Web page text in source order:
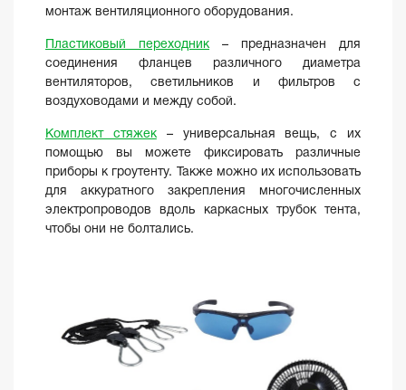
монтаж вентиляционного оборудования.
Пластиковый переходник– предназначен для
соединения фланцев различного диаметра
вентиляторов, светильников и фильтров с
воздуховодами и между собой.
Комплект стяжек– универсальная вещь, с их
помощью вы можете фиксировать различные
приборы к гроутенту. Также можно их использовать
для аккуратного закрепления многочисленных
электропроводов вдоль каркасных трубок тента,
чтобы они не болтались.